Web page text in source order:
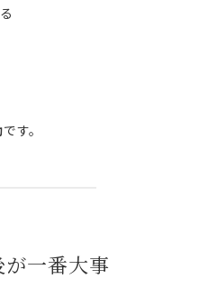
です。
一番大事